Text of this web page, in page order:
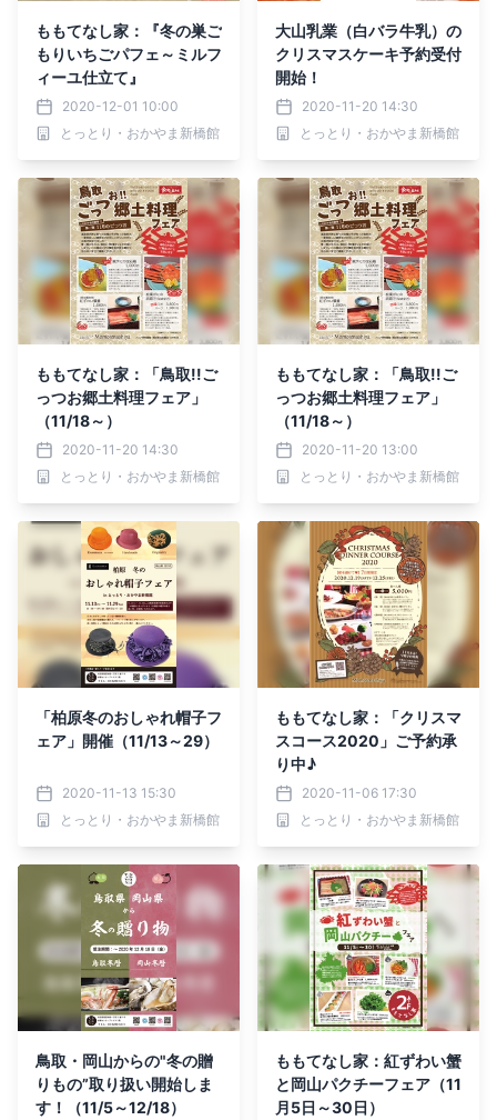
ももてなし家：『冬の巣ご
もりいちごパフェ～ミルフ
ィーユ仕立て』
2020-12-01 10:00
とっとり・おかやま新橋館
大山乳業（白バラ牛乳）の
クリスマスケーキ予約受付
開始！
2020-11-20 14:30
とっとり・おかやま新橋館
ももてなし家：「鳥取!!ご
っつお郷土料理フェア」
（11/18～）
2020-11-20 14:30
とっとり・おかやま新橋館
ももてなし家：「鳥取!!ご
っつお郷土料理フェア」
（11/18～）
2020-11-20 13:00
とっとり・おかやま新橋館
「柏原冬のおしゃれ帽子フ
ェア」開催（11/13～29）
2020-11-13 15:30
とっとり・おかやま新橋館
ももてなし家：「クリスマ
スコース2020」ご予約承
り中♪
2020-11-06 17:30
とっとり・おかやま新橋館
鳥取・岡山からの"冬の贈
りもの”取り扱い開始しま
す！（11/5～12/18）
ももてなし家：紅ずわい蟹
と岡山パクチーフェア（11
月5日～30日）